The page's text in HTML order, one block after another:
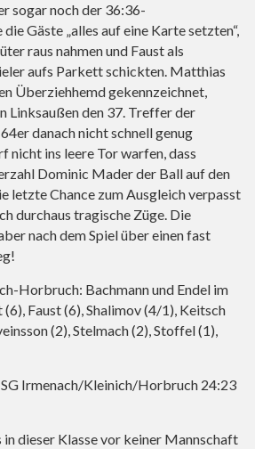
sogar noch der 36:36-
Gäste „alles auf eine Karte setzten“,
raus nahmen und Faust als
aufs Parkett schickten. Matthias
Überziehhemd gekennzeichnet,
Linksaußen den 37. Treffer der
danach nicht schnell genug
nicht ins leere Tor warfen, dass
Dominic Mader der Ball auf den
letzte Chance zum Ausgleich verpasst
durchaus tragische Züge. Die
nach dem Spiel über einen fast
Horbruch: Bachmann und Endel im
(6), Faust (6), Shalimov (4/1), Keitsch
(2), Stelmach (2), Stoffel (1),
Irmenach/Kleinich/Horbruch 24:23
in dieser Klasse vor keiner Mannschaft